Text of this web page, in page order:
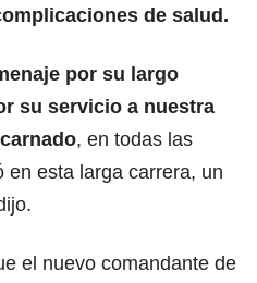
de salud.
por su largo
su servicio a nuestra
, en todas las
en esta larga carrera, un
el nuevo comandante de